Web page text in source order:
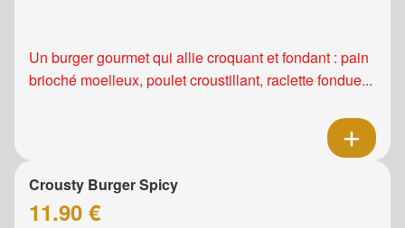
Un burger gourmet qui allie croquant et fondant : pain
brioché moelleux, poulet croustillant, raclette fondue...
Crousty Burger Spicy
11.90 €